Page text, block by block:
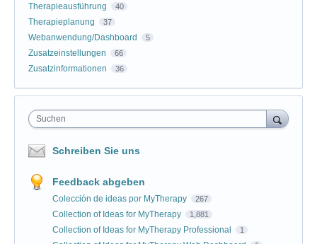
Therapieausführung 40
Therapieplanung 37
Webanwendung/Dashboard 5
Zusatzeinstellungen 66
Zusatzinformationen 36
Suchen
Schreiben Sie uns
Feedback abgeben
Colección de ideas por MyTherapy 267
Collection of Ideas for MyTherapy 1,881
Collection of Ideas for MyTherapy Professional 1